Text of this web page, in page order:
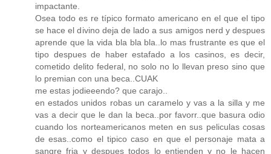
impactante.
Osea todo es re típico formato americano en el que el tipo
se hace el divino deja de lado a sus amigos nerd y despues
aprende que la vida bla bla bla..lo mas frustrante es que el
tipo despues de haber estafado a los casinos, es decir,
cometido delito federal, no solo no lo llevan preso sino que
lo premian con una beca..CUAK
me estas jodieeendo? que carajo..
en estados unidos robas un caramelo y vas a la silla y me
vas a decir que le dan la beca..por favorr..que basura odio
cuando los norteamericanos meten en sus peliculas cosas
de esas..como el tipico caso en que el personaje mata a
sangre fria y despues todos lo entienden y no le hacen